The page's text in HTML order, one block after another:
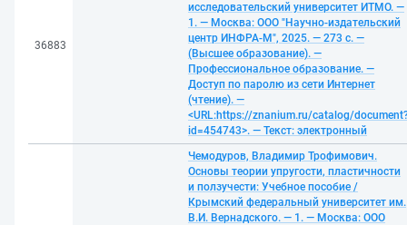
36883
исследовательский университет ИТМО. —
1. — Москва: ООО "Научно-издательский
центр ИНФРА-М", 2025. — 273 с. —
(Высшее образование). —
Профессиональное образование. —
Доступ по паролю из сети Интернет
(чтение). —
<URL:https://znanium.ru/catalog/
id=454743>. — Текст: электронный
Чемодуров, Владимир Трофимович.
Основы теории упругости, пластичности
и ползучести: Учебное пособие /
Крымский федеральный университет им.
В.И. Вернадского. — 1. — Москва: ООО